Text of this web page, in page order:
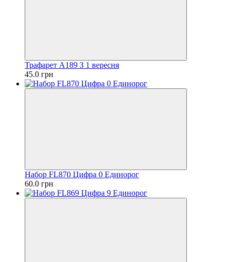
Трафарет A189 З 1 вересня
45.0 грн
Набор FL870 Цифра 0 Единорог
60.0 грн